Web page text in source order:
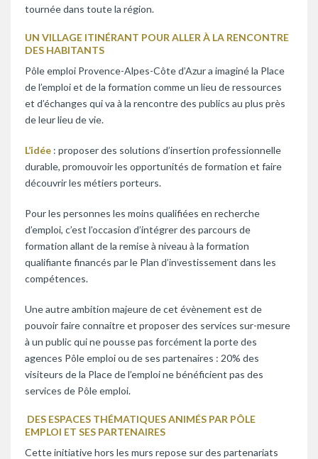
tournée dans toute la région.
UN VILLAGE ITINÉRANT POUR ALLER À LA RENCONTRE
DES HABITANTS
Pôle emploi Provence-Alpes-Côte d’Azur a imaginé la Place
de l’emploi et de la formation comme un lieu de ressources
et d’échanges qui va à la rencontre des publics au plus près
de leur lieu de vie.
L’idée : proposer des solutions d’insertion professionnelle
durable, promouvoir les opportunités de formation et faire
découvrir les métiers porteurs.
Pour les personnes les moins qualifiées en recherche
d’emploi, c’est l’occasion d’intégrer des parcours de
formation allant de la remise à niveau à la formation
qualifiante financés par le Plan d’investissement dans les
compétences.
Une autre ambition majeure de cet évènement est de
pouvoir faire connaitre et proposer des services sur-mesure
à un public qui ne pousse pas forcément la porte des
agences Pôle emploi ou de ses partenaires : 20% des
visiteurs de la Place de l’emploi ne bénéficient pas des
services de Pôle emploi.
DES ESPACES THÉMATIQUES ANIMÉS PAR PÔLE
EMPLOI ET SES PARTENAIRES
Cette initiative hors les murs repose sur des partenariats